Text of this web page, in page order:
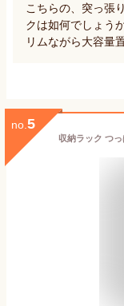
こちらの、突っ張
クは如何でしょう
リムながら大容量
no. 5